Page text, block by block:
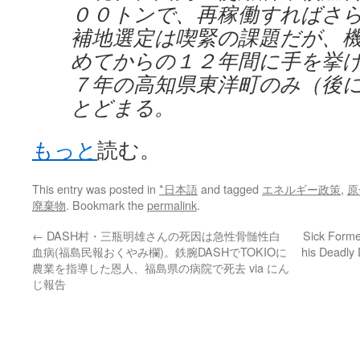
００トンで、再稼働すればさ
補地選定は喫緊の課題だが、
めてからの１２年間に手を挙
７年の高知県東洋町のみ（後
とどまる。
もっと読む。
This entry was posted in *日本語and tagged エネルギー政策,
廃棄物. Bookmark thepermalink.
← DASH村・三瓶明雄さんの死因は急性骨髄性白
血病(福島民報おくやみ欄)。鉄腕DASHでTOKIOに
農業を指導した恩人、福島県の病院で死去 via にん
じ報告
Sick
his Deadly